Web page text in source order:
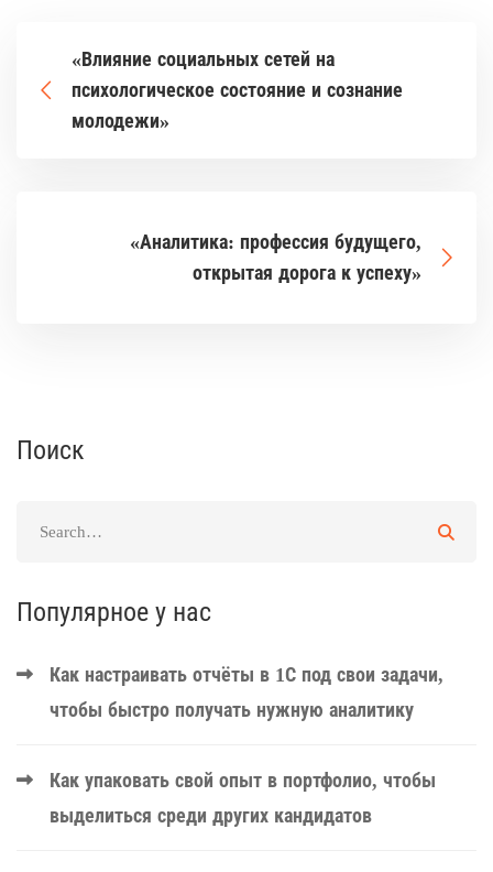
«Влияние социальных сетей на
психологическое состояние и сознание
молодежи»
«Аналитика: профессия будущего,
открытая дорога к успеху»
Поиск
Популярное у нас
Как настраивать отчёты в 1С под свои задачи,
чтобы быстро получать нужную аналитику
Как упаковать свой опыт в портфолио, чтобы
выделиться среди других кандидатов